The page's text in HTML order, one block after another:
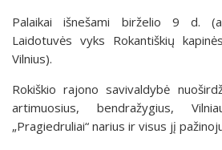
Palaikai išnešami birželio 9 d.
Laidotuvės vyks Rokantiškių
Vilnius).
Rokiškio rajono savivaldybė
artimuosius, bendražygius,
„Pragiedruliai“ narius ir visus jį